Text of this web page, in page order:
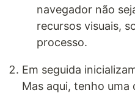
navegador não
recursos visuais,
processo.
Em seguida
Mas aqui, tenho uma